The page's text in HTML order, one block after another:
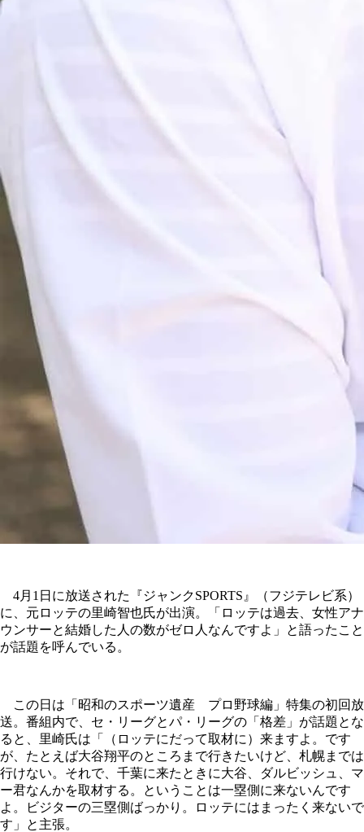
4月1日に放送された『ジャンクSPORTS』（フジテレビ系）
に、元ロッテの里崎智也氏が出演。「ロッテは過去、女性アナ
ウンサーと結婚した人の数がゼロ人なんですよ」と語ったこと
が話題を呼んでいる。
この日は「昭和のスポーツ遺産 プロ野球編」特集の初回放
送。番組内で、セ・リーグとパ・リーグの「格差」が話題とな
ると、里崎氏は「（ロッテにだって取材に）来ますよ。です
が、たとえば大谷翔平のところまで行きたいけど、札幌までは
行けない。それで、千葉に来たときに大谷、ダルビッシュ、マ
ー君なんかを取材する。ということは一塁側に来ないんです
よ。ビジターの三塁側ばっかり。ロッテにはまったく来ないで
す」と主張。